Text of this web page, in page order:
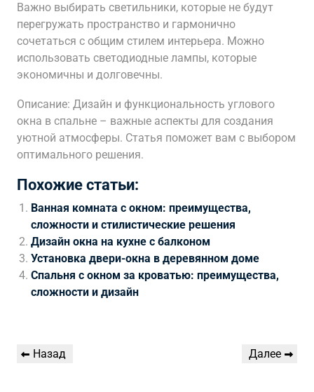
Важно выбирать светильники, которые не будут
перегружать пространство и гармонично
сочетаться с общим стилем интерьера. Можно
использовать светодиодные лампы, которые
экономичны и долговечны.
Описание: Дизайн и функциональность углового
окна в спальне – важные аспекты для создания
уютной атмосферы. Статья поможет вам с выбором
оптимального решения.
Похожие статьи:
Ванная комната с окном: преимущества,
сложности и стилистические решения
Дизайн окна на кухне с балконом
Установка двери-окна в деревянном доме
Спальня с окном за кроватью: преимущества,
сложности и дизайн
Навигация
Предыдущая
Назад
Следующая
Далее